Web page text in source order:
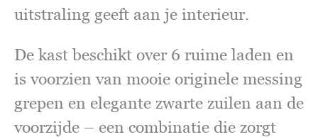
uitstraling geeft aan je interieur.
De kast beschikt over 6 ruime laden en
is voorzien van mooie originele messing
grepen en elegante zwarte zuilen aan de
voorzijde – een combinatie die zorgt